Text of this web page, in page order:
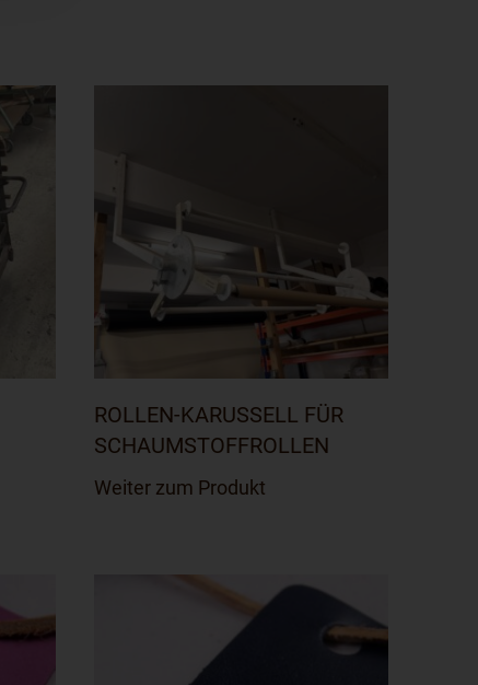
ROLLEN-KARUSSELL FÜR
SCHAUMSTOFFROLLEN
Weiter zum Produkt